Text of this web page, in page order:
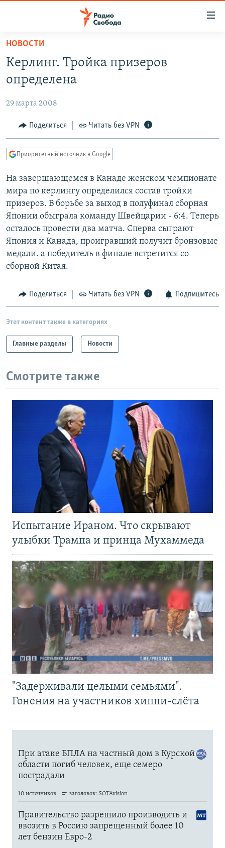
упрощенного
доступа
основному
Вернутся
главной
навигации
Вернутся
поиску
ПОДКАСТЫ
АВТОРСКИЕ ПРОЕКТЫ
ЦИТАТЫ СВОБОДЫ
МНЕНИЯ
IDEL.РЕАЛИИ
КАВКАЗ.РЕАЛИИ
СЕВЕР.РЕАЛИИ
СИБИРЬ.РЕАЛИИ
РАСПИСАНИЕ ВЕЩАНИЯ
ПОДПИШИТЕСЬ НА РАССЫЛКУ
Все сайты РСЕ/РС
НОВОСТИ
Керлинг. Тройка призеров
определена
29 марта 2008
Поделиться Читать без VPN
Приоритетный источник в Google
На завершающемся в Канаде женском чемпионате
мира по керлингу определился состав тройки
призеров. В борьбе за выход в полуфинал сборная
Японии обыграла команду Швейцарии - 6:4. Теперь
осталось провести два матча. Сперва сыграют
Япония и Канада, проигравший получит бронзовые
медали. а победитель в финале встретится со
сборной Китая.
Поделиться Читать без VPN Подпишитесь
Этот контент также в категориях
Главные разделы Новости
Смотрите также
Испытание Ираном. Что скрывают
улыбки Трампа и принца Мухаммеда
"Задерживали целыми семьями".
Гонения на участников хиппи-слёта